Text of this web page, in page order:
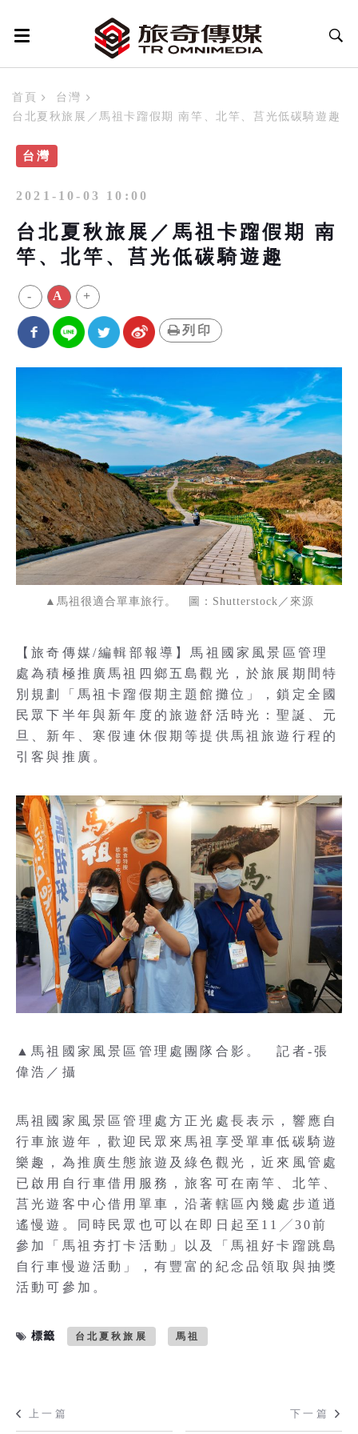
首頁
台灣
台北夏秋旅展／馬祖卡蹓假期 南竿、北竿、莒光低碳騎遊趣
台灣
2021-10-03 10:00
台北夏秋旅展／馬祖卡蹓假期 南
竿、北竿、莒光低碳騎遊趣
- A +
列印
▲馬祖很適合單車旅行。 圖：Shutterstock／來源
【旅奇傳媒/編輯部報導】馬祖國家風景區管理
處為積極推廣馬祖四鄉五島觀光，於旅展期間特
別規劃「馬祖卡蹓假期主題館攤位」，鎖定全國
民眾下半年與新年度的旅遊舒活時光：聖誕、元
旦、新年、寒假連休假期等提供馬祖旅遊行程的
引客與推廣。
▲馬祖國家風景區管理處團隊合影。 記者-張
偉浩／攝
馬祖國家風景區管理處方正光處長表示，響應自
行車旅遊年，歡迎民眾來馬祖享受單車低碳騎遊
樂趣，為推廣生態旅遊及綠色觀光，近來風管處
已啟用自行車借用服務，旅客可在南竿、北竿、
莒光遊客中心借用單車，沿著轄區內幾處步道逍
遙慢遊。同時民眾也可以在即日起至11╱30前
參加「馬祖夯打卡活動」以及「馬祖好卡蹓跳島
自行車慢遊活動」，有豐富的紀念品領取與抽獎
活動可參加。
標籤 台北夏秋旅展 馬祖
上一篇 下一篇